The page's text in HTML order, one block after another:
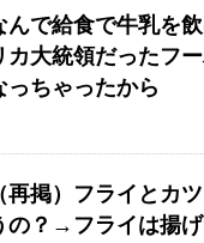
んで給食で牛乳を
カ大統領だったフ
っちゃったから
（再掲）フライとカ
の？→フライは揚